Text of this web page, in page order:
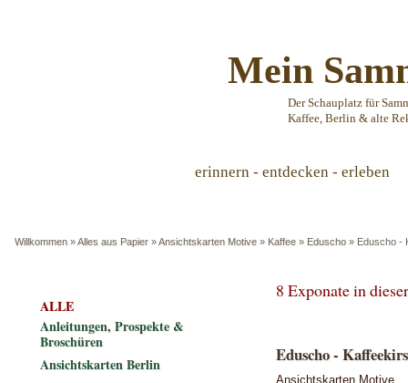
Mein
Der Schauplatz für
Kaffee, Berlin & alte
erinnern - entdecken - erleben
Willkommen »Alles aus Papier »Ansichtskarten Motive » Kaffee » Eduscho » Eduscho -
8 Exponate in
Eduscho -
Ansichtskarten Motive
ALLE
Anleitungen, Prospekte &
Broschüren
Ansichtskarten Berlin